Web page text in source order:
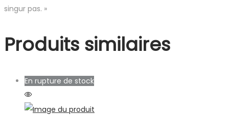
singur pas. »
Produits similaires
En rupture de stock